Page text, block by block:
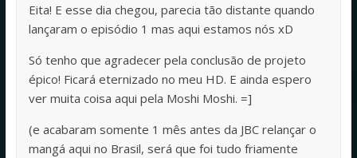
Eita! E esse dia chegou, parecia tão distante quando
lançaram o episódio 1 mas aqui estamos nós xD
Só tenho que agradecer pela conclusão de projeto
épico! Ficará eternizado no meu HD. E ainda espero
ver muita coisa aqui pela Moshi Moshi. =]
(e acabaram somente 1 mês antes da JBC relançar o
mangá aqui no Brasil, será que foi tudo friamente